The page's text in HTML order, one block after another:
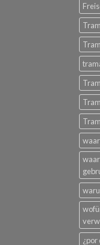
¿por